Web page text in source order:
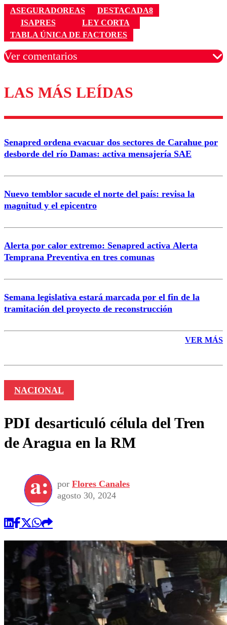
ASEGURADOREAS
DESTACADA8
ISAPRES
LEY CORTA
TABLA ÚNICA DE FACTORES
Ver comentarios
Los comentarios son moderados para garantizar un
diálogo respetuoso.
Nombre
Correo
LAS MÁS LEÍDAS
Senapred ordena evacuar dos sectores de Carahue por
desborde del río Damas: activa mensajería SAE
Nuevo temblor sacude el norte del país: revisa la
magnitud y el epicentro
Alerta por calor extremo: Senapred activa Alerta
Temprana Preventiva en tres comunas
Semana legislativa estará marcada por el fin de la
tramitación del proyecto de reconstrucción
VER MÁS
NACIONAL
PDI desarticuló célula del Tren
de Aragua en la RM
por Flores Canales
agosto 30, 2024